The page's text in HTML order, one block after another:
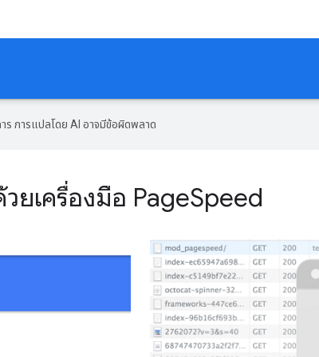
ร การแปลโดย AI อาจมีข้อผิดพลาด
ยเครื่องมือ PageSpeed